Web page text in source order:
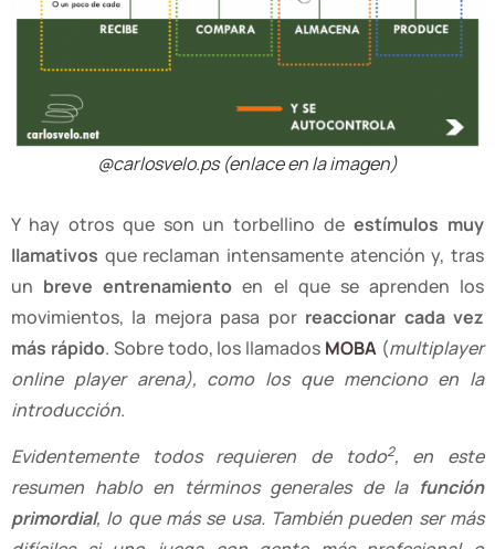
@carlosvelo.ps (enlace en la imagen)
Y hay otros que son un torbellino deestímulos muy
llamativos que reclaman intensamente atención y, tras
un breve entrenamiento en el que se aprenden los
movimientos, la mejora pasa por reaccionar cada vez
más rápido. Sobre todo, los llamados MOBA (multiplayer
online player arena), como los que menciono en la
introducción.
Evidentemente todos requieren de todo2, en este
resumen hablo en términos generales de la función
primordial, lo que más se usa. También pueden ser más